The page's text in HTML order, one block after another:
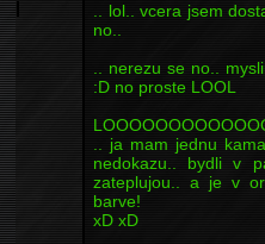
.. lol.. vcera jsem
no..
.. nerezu se no..
:D no proste LOOL
.. ja mam jednu
nedokazu.. bydli v
zateplujou.. a je v
barve!
xD xD